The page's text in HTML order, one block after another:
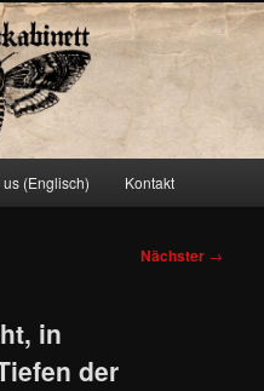
(Englisch) Kontakt
Nächster →
in
der